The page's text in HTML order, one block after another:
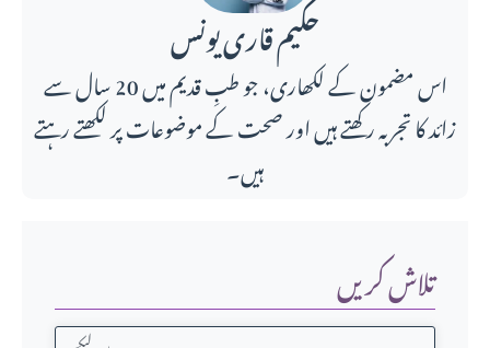
تلاش کریں
حکیم قاری یونس
اس مضمون کے لکھاری، جو طبِ قدیم میں 20 سال سے
زائد کا تجربہ رکھتے ہیں اور صحت کے موضوعات پر لکھتے رہتے
ہیں۔